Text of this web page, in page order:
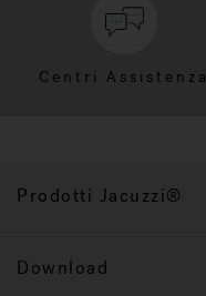
Centri Assistenza
Prodotti Jacuzzi®
Download